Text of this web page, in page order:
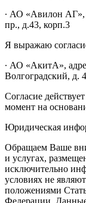
∙ АО «Авилон АГ»,
пр., д.43, корп.3
Я выражаю
∙ АО «АкитА»,
Волгоградский, д.
Согласие
момент на
Юридическая
Обращаем Ваше
и услугах,
исключительно
условиях не
положениями